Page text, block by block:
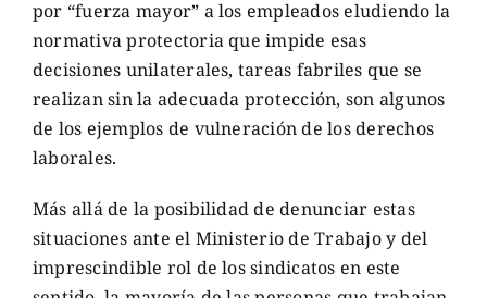
por “fuerza mayor” a los empleados eludiendo la
normativa protectoria que impide esas
decisiones unilaterales, tareas fabriles que se
realizan sin la adecuada protección, son algunos
de los ejemplos de vulneración de los derechos
laborales.
Más allá de la posibilidad de denunciar estas
situaciones ante el Ministerio de Trabajo y del
imprescindible rol de los sindicatos en este